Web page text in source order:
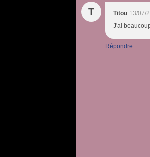
T Titou 13/07/
J'ai
Répondre